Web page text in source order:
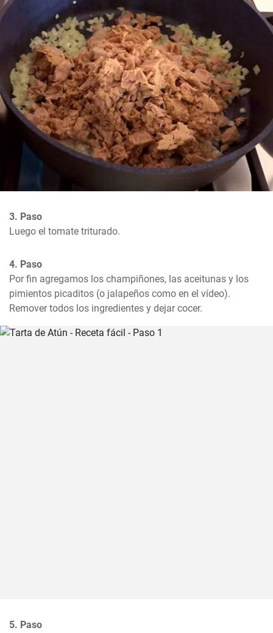
3. Paso
Luego el tomate triturado.
4. Paso
Por fin agregamos los champiñones, las aceitunas y los
pimientos picaditos (o jalapeños como en el vídeo).
Remover todos los ingredientes y dejar cocer.
5. Paso